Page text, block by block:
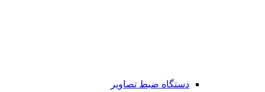
دستگاه ضبط تصاویر